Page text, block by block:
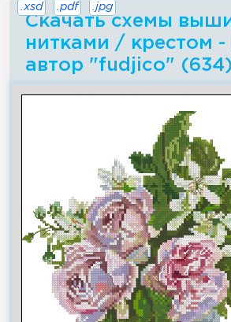
Скачать схемы
нитками / крестом -
автор "fudjico" (634)
.xsd .pdf .jpg